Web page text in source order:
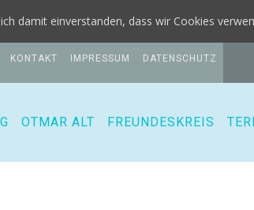
KONTAKT IMPRESSUM DATENSCHUTZ
OTMAR ALT FREUNDESKREIS
damit einverstanden, dass wir Cookies